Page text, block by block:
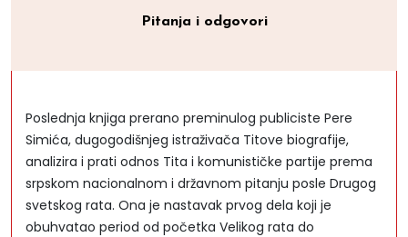
Pitanja i odgovori
Poslednja knjiga prerano preminulog publiciste Pere
Simića, dugogodišnjeg istraživača Titove biografije,
analizira i prati odnos Tita i komunističke partije prema
srpskom nacionalnom i državnom pitanju posle Drugog
svetskog rata. Ona je nastavak prvog dela koji je
obuhvatao period od početka Velikog rata do